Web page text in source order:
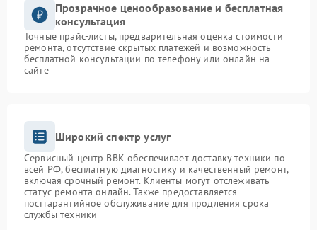
Прозрачное ценообразование и бесплатная
консультация
Точные прайс-листы, предварительная оценка стоимости
ремонта, отсутствие скрытых платежей и возможность
бесплатной консультации по телефону или онлайн на
сайте
Широкий спектр услуг
Сервисный центр BBK обеспечивает доставку техники по
всей РФ, бесплатную диагностику и качественный ремонт,
включая срочный ремонт. Клиенты могут отслеживать
статус ремонта онлайн. Также предоставляется
постгарантийное обслуживание для продления срока
службы техники